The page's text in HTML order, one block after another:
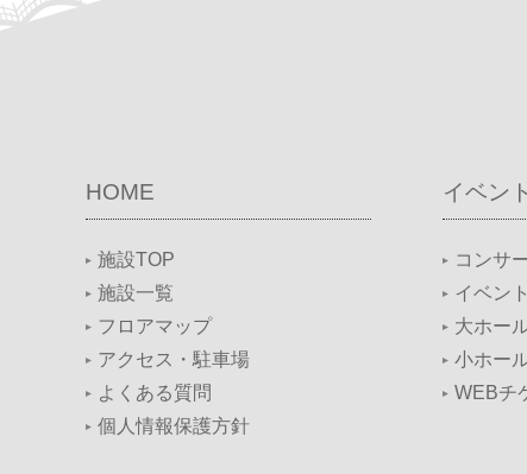
HOME
施設TOP
施設一覧
フロアマップ
アクセス・駐車場
よくある質問
個人情報保護方針
イベント
コンサ
イベン
大ホー
小ホー
WEBチ